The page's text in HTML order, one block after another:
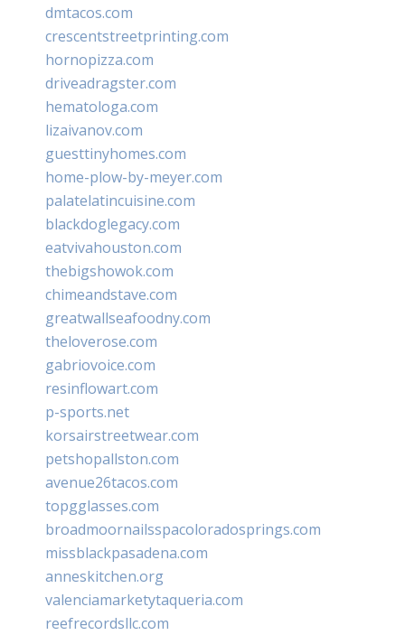
dmtacos.com
crescentstreetprinting.com
hornopizza.com
driveadragster.com
hematologa.com
lizaivanov.com
guesttinyhomes.com
home-plow-by-meyer.com
palatelatincuisine.com
blackdoglegacy.com
eatvivahouston.com
thebigshowok.com
chimeandstave.com
greatwallseafoodny.com
theloverose.com
gabriovoice.com
resinflowart.com
p-sports.net
korsairstreetwear.com
petshopallston.com
avenue26tacos.com
topgglasses.com
broadmoornailsspacoloradosprings.com
missblackpasadena.com
anneskitchen.org
valenciamarketytaqueria.com
reefrecordsllc.com